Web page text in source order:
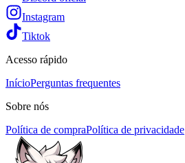
Instagram
Tiktok
Acesso rápido
InícioPerguntas frequentes
Sobre nós
Política de compraPolítica de privacidade